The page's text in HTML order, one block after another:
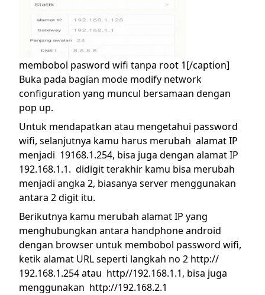
membobol pasword wifi tanpa root 1[/caption]
Buka pada bagian mode modify network
configuration yang muncul bersamaan dengan
pop up.
Untuk mendapatkan atau mengetahui password
wifi, selanjutnya kamu harus merubah alamat IP
menjadi 19168.1.254, bisa juga dengan alamat IP
192.168.1.1. didigit terakhir kamu bisa merubah
menjadi angka 2, biasanya server menggunakan
antara 2 digit itu.
Berikutnya kamu merubah alamat IP yang
menghubungkan antara handphone android
dengan browser untuk membobol password wifi,
ketik alamat URL seperti langkah no 2 http://
192.168.1.254 atau http//192.168.1.1, bisa juga
menggunakan http://192.168.2.1